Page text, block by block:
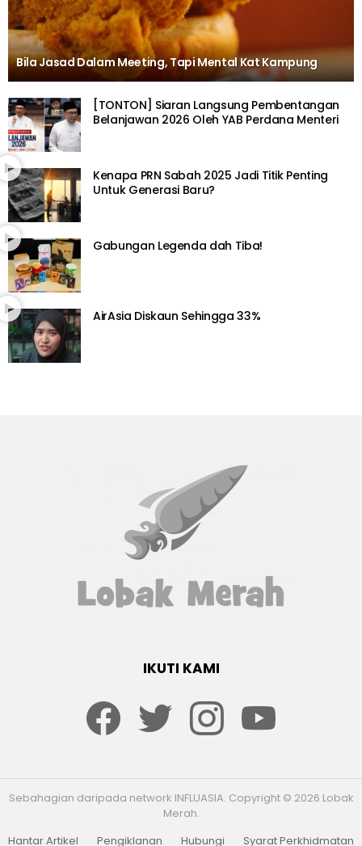
Bila Jasad Dalam Meeting, Tapi Mental Kat Kampung
[TONTON] Siaran Langsung Pembentangan
Belanjawan 2026 Oleh YAB Perdana Menteri
Kenapa PRN Sabah 2025 Jadi Titik Penting
Untuk Generasi Baru?
Gabungan Legenda dah Tiba!
AirAsia Diskaun Sehingga 33%
IKUTI KAMI
Sebahagian daripada network INFLUASIA. Copyright © 2026 Lobak
Merah.
Hantar Artikel
Pengiklanan Hubungi Syarat Perkhidmatan